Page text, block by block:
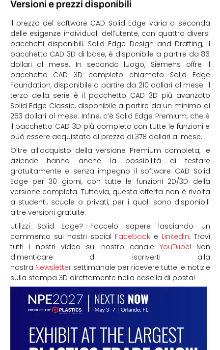
Versioni e prezzi disponibili
Il prezzo del software CAD Solid Edge varia a seconda
delle esigenze individuali dell’utente, con quattro diversi
pacchetti disponibili. Solid Edge Design and Drafting, il
pacchetto CAD 3D di base, è disponibile a partire da 86
dollari al mese. In secondo luogo, Siemens offre il
pacchetto CAD 3D completo chiamato Solid Edge
Foundation, disponibile a partire da 210 dollari al mese. Il
terzo della serie è il pacchetto CAD 3D più avanzato
Solid Edge Classic, disponibile a partire da un minimo di
263 dollari al mese. Infine, c’è Solid Edge Premium, che è
il pacchetto CAD 3D più completo con tutte le funzioni e
può essere acquistato al prezzo di 378 dollari al mese.
Oltre all’acquisto della versione Premium completa, le
aziende hanno anche la possibilità di testare
gratuitamente e senza impegno il software CAD Solid
Edge per 30 giorni, con tutte le funzioni 2D/3D della
versione completa. Tuttavia, questa offerta non è rivolta
a studenti, scuole o privati, per i quali sono disponibili
altre versioni gratuite.
Utilizzi Solid Edge? Faccelo sapere lasciando un
commento sui nostri social Facebooke LinkedIn. Trovi
tutti i nostri video sul nostro canale YouTube! Non
dimenticare di iscriverti alla
nostra Newslettersettimanale per ricevere tutte le notizie
sulla stampa 3D direttamente nella casella di posta!